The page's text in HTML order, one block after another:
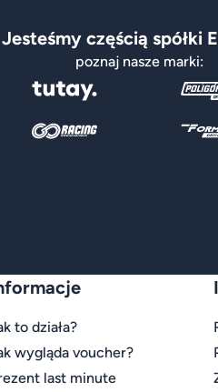
Jesteśmy częścią spółki
poznaj nasze marki:
to działa?
wygląda voucher?
last minute